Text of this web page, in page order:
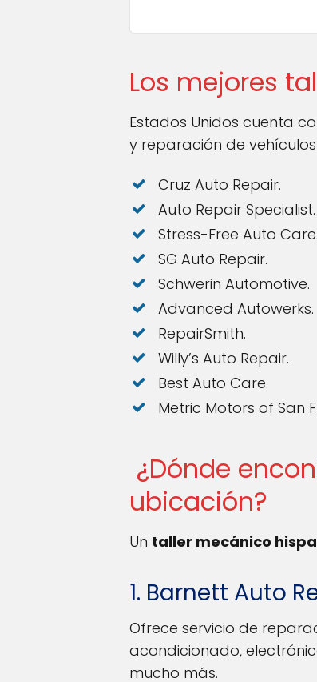
Los mejores
Estados Unidos cuenta
y reparación de
Cruz Auto Repair.
Auto Repair Specialist.
Stress-Free Auto Care.
SG Auto Repair.
Schwerin Automotive.
Advanced Autowerks.
RepairSmith.
Willy’s Auto Repair.
Best Auto Care.
Metric Motors of San
¿Dónde
ubicación?
Un taller mecánico
1. Barnett Auto
Ofrece servicio de
acondicionado,
mucho más.